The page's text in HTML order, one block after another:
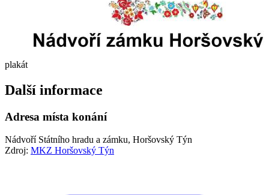
plakát
Další informace
Adresa místa konání
Nádvoří Státního hradu a zámku, Horšovský Týn
Zdroj: MKZ Horšovský Týn